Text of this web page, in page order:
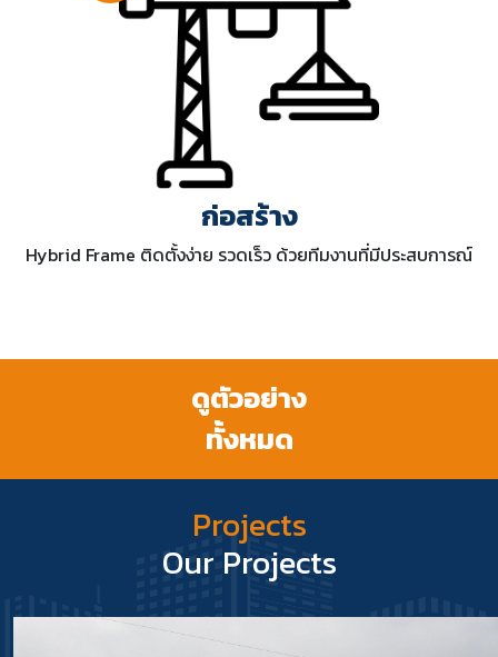
ก่อสร้าง
Hybrid Frame ติดตั้งง่าย รวดเร็ว ด้วยทีมงานที่มีประสบการณ์
ดูตัวอย่าง
ทั้งหมด
Projects
Our Projects